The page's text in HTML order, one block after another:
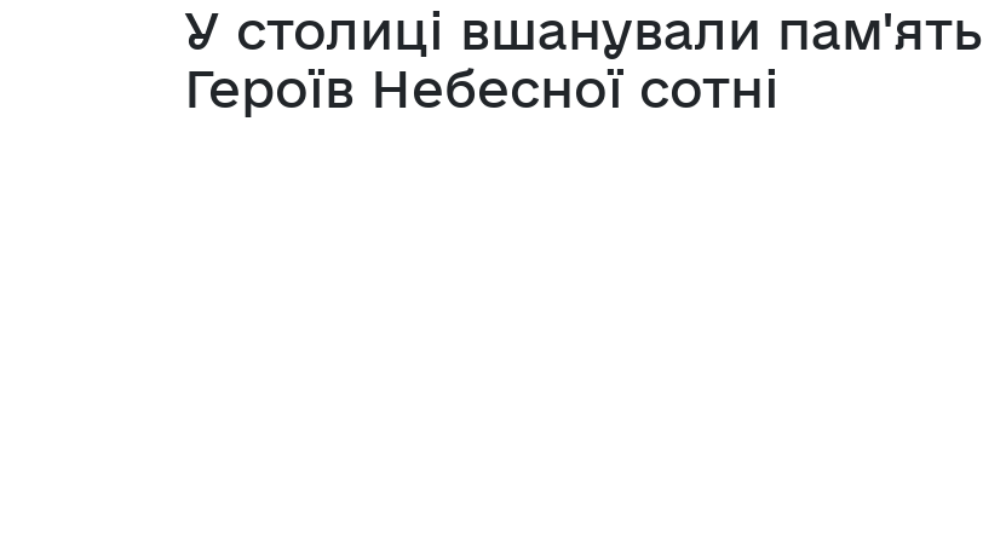
У столиці вшанували пам'ять
Героїв Небесної сотні